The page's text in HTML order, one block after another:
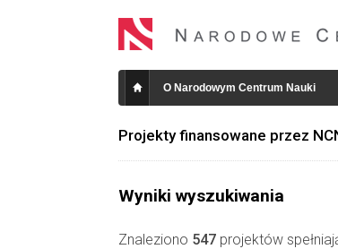
O Narodowym Centrum Nauki
Projekty finansowane przez
Wyniki wyszukiwania
Znaleziono 547 projektów